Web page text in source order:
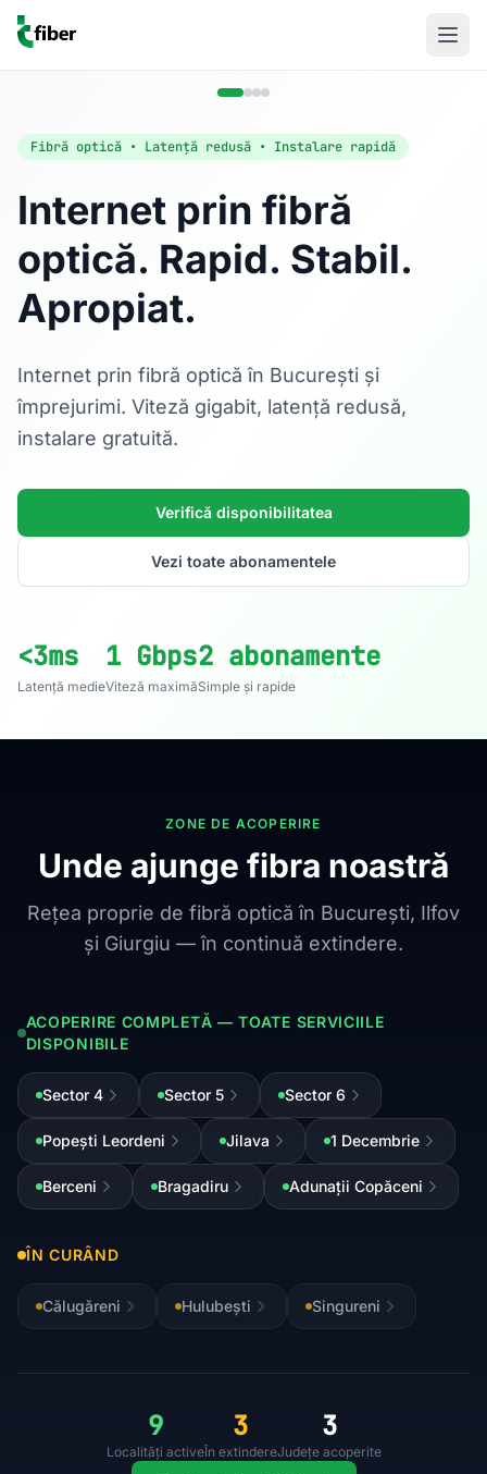
Fibră optică • Latență redusă • Instalare rapidă
Internet prin fibră
optică. Rapid. Stabil.
Apropiat.
Internet prin fibră optică în București și
împrejurimi. Viteză gigabit, latență redusă,
instalare gratuită.
Verifică disponibilitatea
Vezi toate abonamentele
<3ms
Latență medie
1 Gbps
Viteză maximă
2 abonamente
Simple și rapide
Acasă
Internet Rezidențial
Fibră optică până la 1 Gbps, direct în casa ta.
ZONE DE ACOPERIRE
Unde ajunge fibra noastră
Rețea proprie de fibră optică în București, Ilfov
și Giurgiu — în continuă extindere.
ACOPERIRE COMPLETĂ — TOATE SERVICIILE
DISPONIBILE
Sector 4 Sector 5 Sector 6
Popești Leordeni Jilava 1 Decembrie
Berceni Bragadiru Adunații Copăceni
ÎN CURÂND
Călugăreni Hulubești Singureni
9
Localități active
3
În extindere
3
Județe acoperite